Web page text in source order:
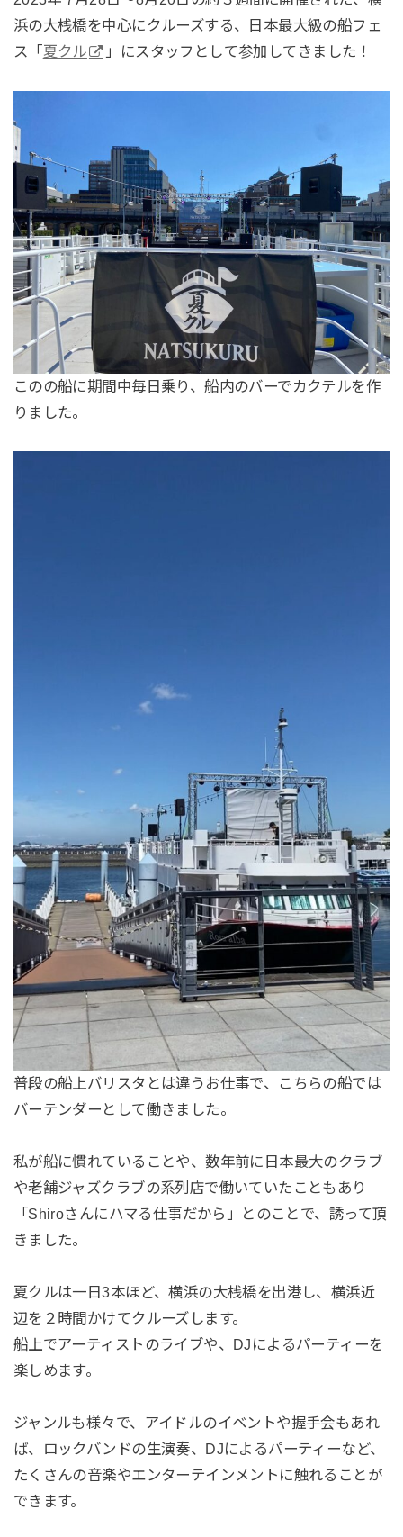
浜の大桟橋を中心にクルーズする、日本最大級の船フェ
ス「夏クル 」にスタッフとして参加してきました！
このの船に期間中毎日乗り、船内のバーでカクテルを作
りました。
普段の船上バリスタとは違うお仕事で、こちらの船では
バーテンダーとして働きました。
私が船に慣れていることや、数年前に日本最大のクラブ
や老舗ジャズクラブの系列店で働いていたこともあり
「Shiroさんにハマる仕事だから」とのことで、誘って頂
きました。
夏クルは一日3本ほど、横浜の大桟橋を出港し、横浜近
辺を２時間かけてクルーズします。
船上でアーティストのライブや、DJによるパーティーを
楽しめます。
ジャンルも様々で、アイドルのイベントや握手会もあれ
ば、ロックバンドの生演奏、DJによるパーティーなど、
たくさんの音楽やエンターテインメントに触れることが
できます。